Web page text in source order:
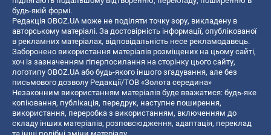
будь-якій формі.
Редакція OBOZ.UA може не поділяти точку зору, викладену в
авторському матеріалі. За достовірність інформації, опублікованої
в рекламних матеріалах, відповідальність несе рекламодавець.
Заборонено використання матеріалів розміщених на цьому сайті,
хоч із зазначенням гіперпосилання на сторінку цього сайту,
логотипу OBOZ.UA або будь-якого іншого згадування, але без
письмового дозволу Редакції/ТОВ «Золота середина»
Незаконним використанням матеріалів буде вважатися: будь-яке
копiювання, публiкацiя, передрук, наступне поширення,
використання, переробка з використанням, включенням до
складу інших матеріалів, розповсюдження, адаптація, переклад